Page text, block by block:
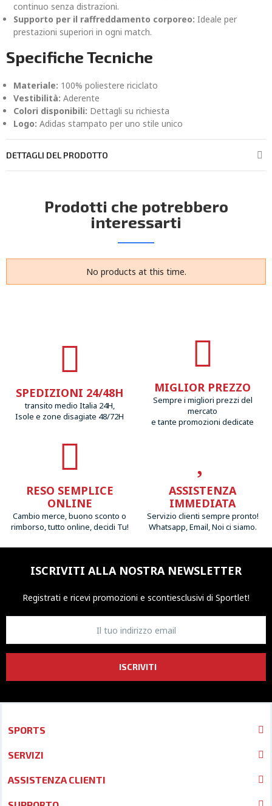
continuo senza distrazioni.
Supporto per il raffreddamento corporeo: Ideale per
prestazioni superiori in ogni match.
Specifiche Tecniche
Materiale: 100% poliestere riciclato
Vestibilità: Aderente
Colori disponibili: Dettagli su richiesta
Logo: Adidas stampato per uno stile unico
DETTAGLI DEL PRODOTTO
Prodotti che potrebbero
interessarti
No products at this time.
SPEDIZIONI 24/48H
transito medio Italia 24H,
Isole e zone disagiate 48/72H
MIGLIOR PREZZO
Sempre i migliori prezzi del
mercato
e tante promozioni dedicate
RESO SEMPLICE
ONLINE
Cambio merce, buono sconto o
rimborso, tutto online, decidi Tu!
ASSISTENZA
IMMEDIATA
Servizio clienti sempre pronto!
Whatsapp, Email, Noi ci siamo.
ISCRIVITI ALLA NOSTRA NEWSLETTER
Registrati e ricevi promozioni e scontiesclusivi di Sportlet!
ISCRIVITI
SPORTS
SERVIZI
ASSISTENZA CLIENTI